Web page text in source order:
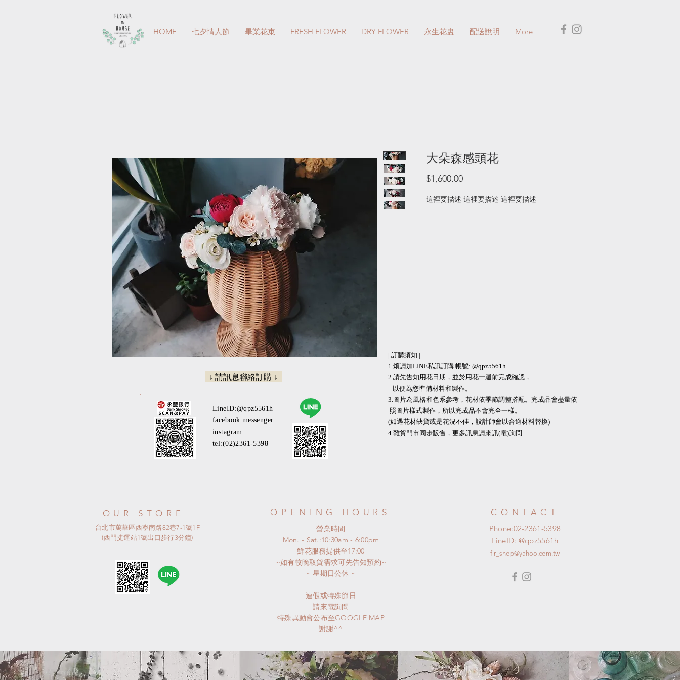
HOME 七夕情人節 畢業花束 FRESH FLOWER DRY FLOWER 永生花盅 配送說明 More
大朵森感頭花
$1,600.00價
這裡要描述 這裡要描述 這裡要描述
| 訂購須知 |
1.煩請加LINE私訊訂購 帳號: @qpz5561h
2.請先告知用花日期，並於用花一週前完成確認，
以便為您準備材料和製作。
3.圖片為風格和色系參考，花材依季節調整搭配。完成品會盡量依
照圖片樣式製作，所以完成品不會完全一樣。
(如遇花材缺貨或是花況不佳，設計師會以合適材料替換)
​​4.雜貨門市同步販售，更多訊息請來訊(電)詢問
LineID:@qpz5561h
facebook messenger
instagram
tel:(02)2361-5398
↓ 請訊息聯絡訂購 ↓
OUR STORE
台北市萬華區西寧南路82巷7-1號1F
(西門捷運站1號出口步行3分鐘)
OPENING HOURS
​營業時間
Mon. - Sat.:10:30am - 6:00pm
​鮮花服務提供至17:00
~如有較晚取貨需求可先告知預約~
​~ 星期日公休 ~
連假或特殊節日
請來電詢問
特殊異動會公布至GOOGLE MAP
謝謝^^
CONTACT
Phone:02-2361-5398
LineID: @qpz5561h​
flr_shop@yahoo.com.tw